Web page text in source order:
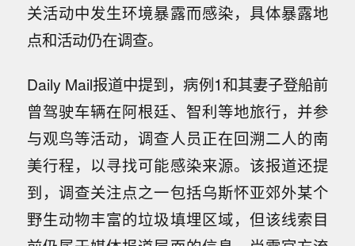
关活动中发生环境暴露而感染，具体暴露地
点和活动仍在调查。
Daily Mail报道中提到，病例1和其妻子登船前
曾驾驶车辆在阿根廷、智利等地旅行，并参
与观鸟等活动，调查人员正在回溯二人的南
美行程，以寻找可能感染来源。该报道还提
到，调查关注点之一包括乌斯怀亚郊外某个
野生动物丰富的垃圾填埋区域，但该线索目